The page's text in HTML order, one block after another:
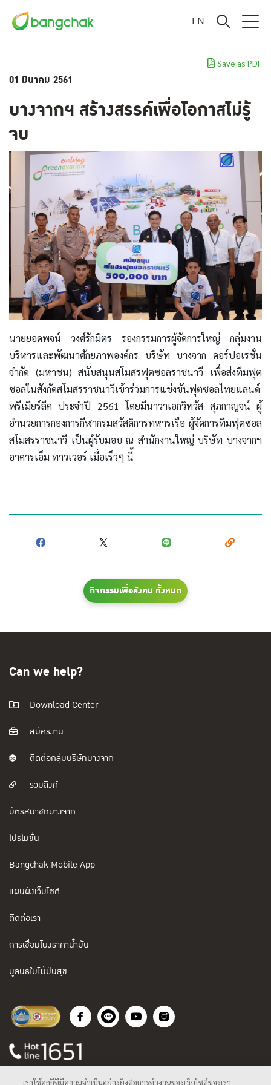
EN
Save as PDF
01 มีนาคม 2561
บางจากฯ สร้างสรรค์เพื่อโอกาสไม่รู้
จบ
นายยอดพจน์ วงศ์รักมิตร รองกรรมการผู้จัดการใหญ่ กลุ่มงาน
บริหารและพัฒนาศักยภาพองค์กร บริษัท บางจาก คอร์ปอเรชั่น
จำกัด (มหาชน) สนับสนุนสโมสรฟุตซอลราชนาวี เพื่อส่งทีมฟุต
ซอลในสังกัดสโมสรราชนาวีเข้าร่วมการแข่งขันฟุตซอลไทยแลนด์
พรีเมียร์ลีค ประจำปี 2561 โดยมีนาวาเอกวิทวัส ศุภกาญจน์ ผู้
อำนวยการกองการกีฬากรมสวัสดิการทหารเรือ ผู้จัดการทีมฟุตซอล
สโมสรราชนาวี เป็นผู้รับมอบ ณ สำนักงานใหญ่ บริษัท บางจากฯ
อาคารเอ็ม ทาวเวอร์ เมื่อเร็วๆ นี้
กิจกรรมเพื่อสังคม ทั้งหมด
Can we help?
Download Center
สมัครงาน
ติดต่อกลุ่มบริษัทบางจาก
รวมลิงค์
บัตรสมาชิกบางจาก
โปรโมชั่น
Bangchak Mobile App
แผนผังเว็บไซต์
ติดต่อเรา
การเชื่อมโยงราคาน้ำมัน
มูลนิธิใบไม้ปันสุข
เราใช้คุกกี้ที่มีความจำเป็นอย่างยิ่งต่อการทำงานของเว็บไซต์ของเรา